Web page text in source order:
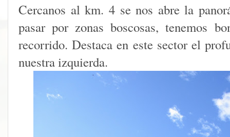
Cercanos al km. 4 se nos abre la
pasar por zonas boscosas, tenemos
recorrido. Destaca en este sector el
nuestra izquierda.